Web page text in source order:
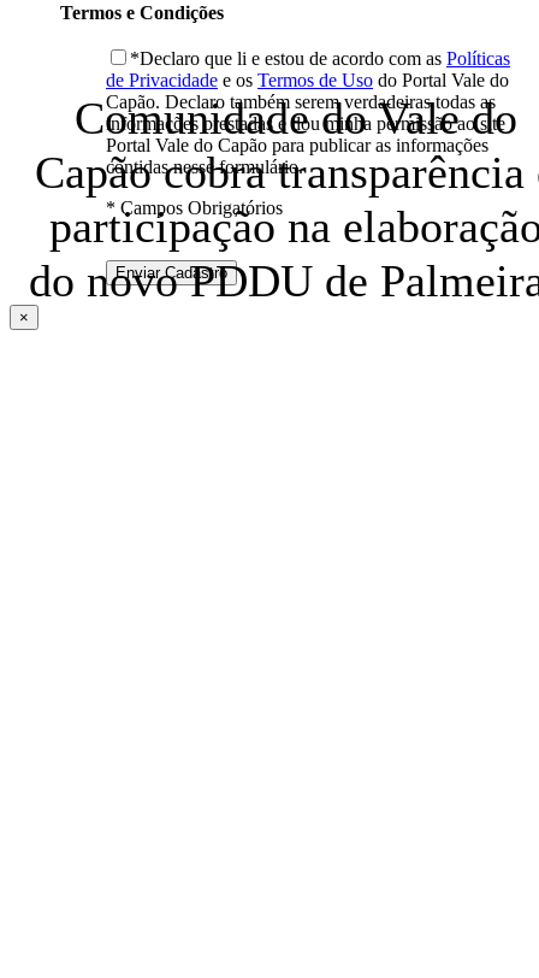
Comunidade do Vale do
Capão cobra transparência
participação na
do novo PDDU de
Termos e Condições
*Declaro que li e estou de acordo com as Políticas
de Privacidade e os Termos de Uso do Portal Vale do
Capão. Declaro também serem verdadeiras todas as
informações prestadas e dou minha permissão ao site
Portal Vale do Capão para publicar as informações
contidas nesse formulário.
* Campos Obrigatórios
×